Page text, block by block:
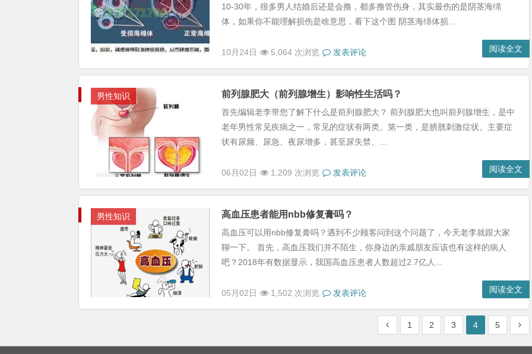
10-30年，很多男人结婚后还是会撸，都多撸管伤身，其实最伤的是阴茎海绵
体，如果你不能理解损伤是啥意思，看下这个图 阴茎海绵体损...
10月24日 5,064 次浏览 发表评论 阅读全文
男性知识 前列腺肥大（前列腺增生）影响性生活吗？
首先编辑老李带您了解下什么是前列腺肥大？ 前列腺肥大也叫前列腺增生，是中
老年男性常见疾病之一，常见的症状有两类。第一类，是膀胱刺激症状。主要症
状有尿频、尿急、夜尿增多，甚至尿失禁、...
06月02日 1,209 次浏览 发表评论 阅读全文
男性知识 高血压患者能用nbb修复膏吗？
高血压可以用nbb修复膏吗？遇到不少顾客问到这个问题了，今天老李就跟大家
聊一下。 首先，高血压我们并不陌生，你身边的亲戚朋友应该也有这样的病人
吧？2018年有数据显示，我国高血压患者人数超过2.7亿人...
05月02日 1,502 次浏览 发表评论 阅读全文
1 2 3 4 5